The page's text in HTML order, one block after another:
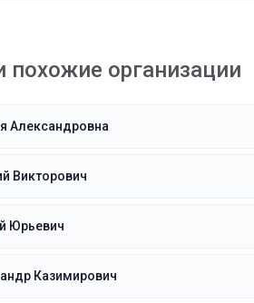
похожие организации
Александровна
Викторович
Юрьевич
Казимирович